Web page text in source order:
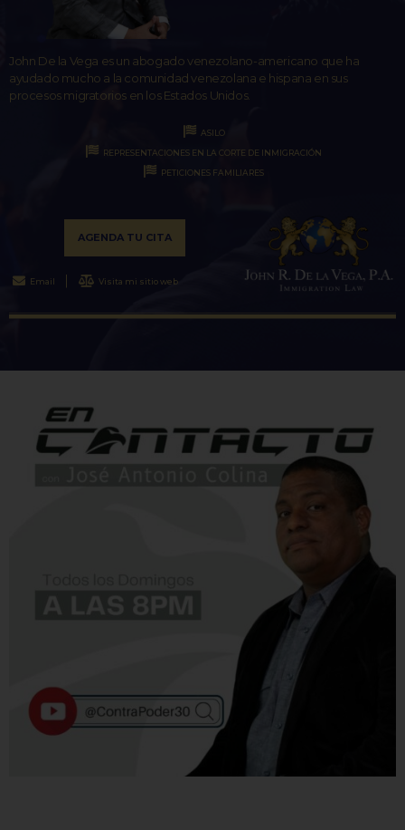
John De la Vega es un abogado venezolano-americano que ha
ayudado mucho a la comunidad venezolana e hispana en sus
procesos migratorios en los Estados Unidos.
ASILO
REPRESENTACIONES EN LA CORTE DE INMIGRACIÓN
PETICIONES FAMILIARES
AGENDA TU CITA
Email Visita mi sitio web